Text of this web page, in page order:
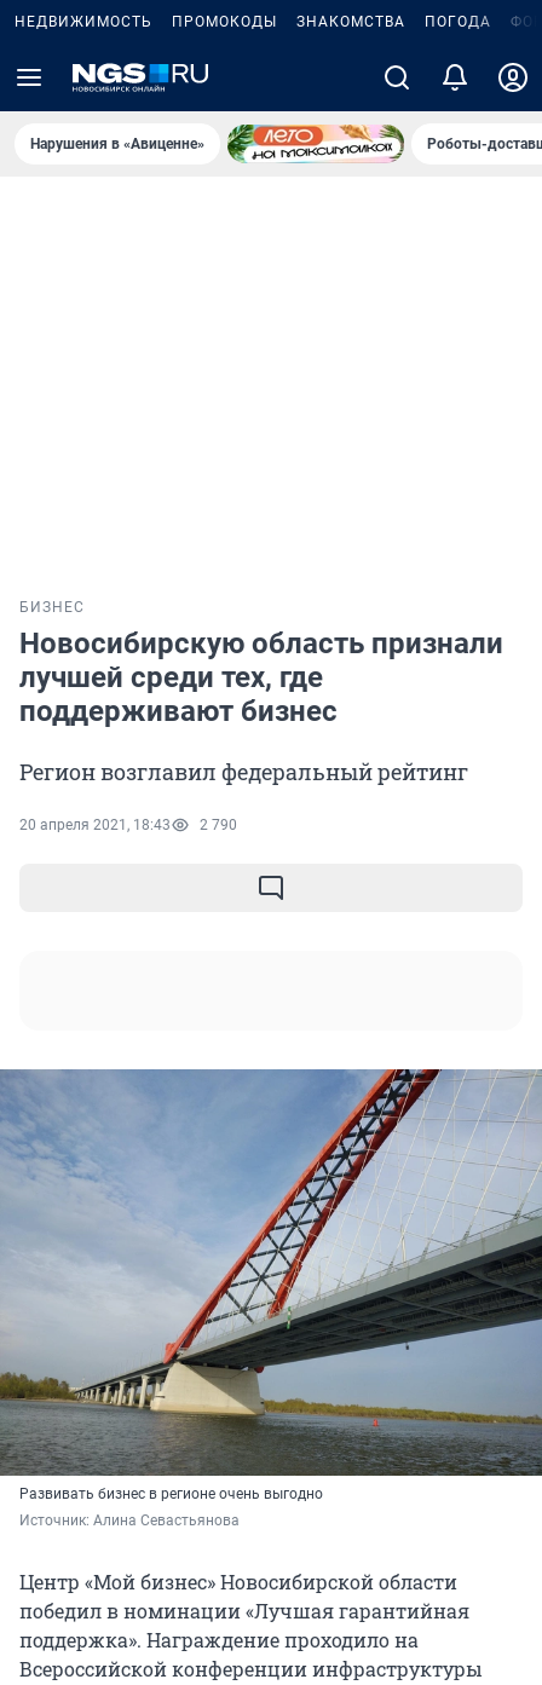
НЕДВИЖИМОСТЬ ПРОМОКОДЫ ЗНАКОМСТВА ПОГОДА
Нарушения в «Авиценне» Роботы-
БИЗНЕС
Новосибирскую область признали
лучшей среди тех, где
поддерживают бизнес
Регион возглавил федеральный рейтинг
20 апреля 2021, 18:43 2 790
Развивать бизнес в регионе очень выгодно
Источник: Алина Севастьянова
Центр «Мой бизнес» Новосибирской области
победил в номинации «Лучшая гарантийная
поддержка». Награждение проходило на
Всероссийской конференции инфраструктуры